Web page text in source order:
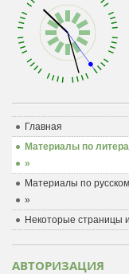
Главная
Материалы по
»
Материалы по
»
Некоторые страницы
АВТОРИЗАЦИЯ